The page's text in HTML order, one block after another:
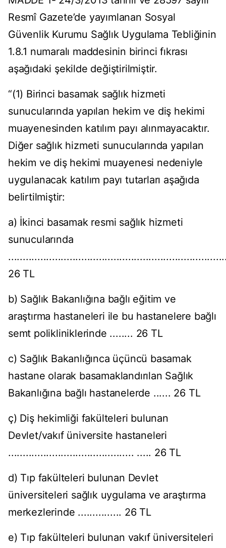
Resmî Gazete’de yayımlanan Sosyal
Güvenlik Kurumu Sağlık Uygulama Tebliğinin
1.8.1 numaralı maddesinin birinci fıkrası
aşağıdaki şekilde değiştirilmiştir.
“(1) Birinci basamak sağlık hizmeti
sunucularında yapılan hekim ve diş hekimi
muayenesinden katılım payı alınmayacaktır.
Diğer sağlık hizmeti sunucularında yapılan
hekim ve diş hekimi muayenesi nedeniyle
uygulanacak katılım payı tutarları aşağıda
belirtilmiştir:
a) İkinci basamak resmi sağlık hizmeti
sunucularında
26 TL
b) Sağlık Bakanlığına bağlı eğitim ve
araştırma hastaneleri ile bu hastanelere bağlı
semt polikliniklerinde ........ 26 TL
c) Sağlık Bakanlığınca üçüncü basamak
hastane olarak basamaklandırılan Sağlık
Bakanlığına bağlı hastanelerde ...... 26 TL
ç) Diş hekimliği fakülteleri bulunan
Devlet/vakıf üniversite hastaneleri
........................................... ..... 26 TL
d) Tıp fakülteleri bulunan Devlet
üniversiteleri sağlık uygulama ve araştırma
merkezlerinde ............... 26 TL
e) Tıp fakülteleri bulunan vakıf üniversiteleri